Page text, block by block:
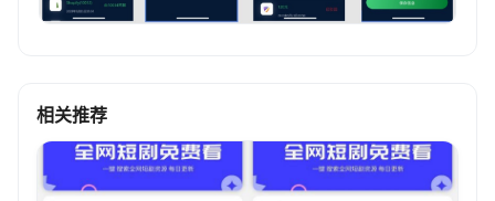
相关推荐